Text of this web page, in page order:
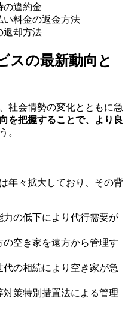
の違約金
い料金の返金方法
返却方法
スの最新動向と
社会情勢の変化とともに急
を把握することで、より良
。
年々拡大しており、その背
力の低下により代行需要が
の空き家を遠方から管理す
代の相続により空き家が急
対策特別措置法による管理